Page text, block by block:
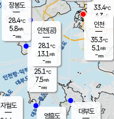
무의도
25.1℃
7.5m/s
-mm
영흥도
자월도
장봉도
28.4℃
5.8m/s
-mm
대부도
33.4℃
4.3 m/s
-mm
인천(공)
28.1℃
13.1 m/s
-mm
인천
35.3℃
5.1 m/s
-mm